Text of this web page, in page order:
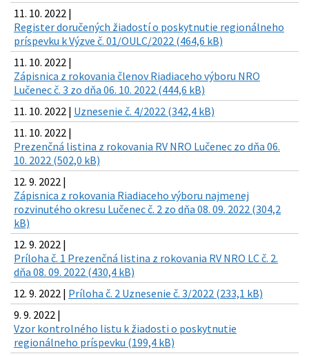
11. 10. 2022 |
Register doručených žiadostí o poskytnutie regionálneho
príspevku k Výzve č. 01/OULC/2022 (464,6 kB)
11. 10. 2022 |
Zápisnica z rokovania členov Riadiaceho výboru NRO
Lučenec č. 3 zo dňa 06. 10. 2022 (444,6 kB)
11. 10. 2022 | Uznesenie č. 4/2022 (342,4 kB)
11. 10. 2022 |
Prezenčná listina z rokovania RV NRO Lučenec zo dňa 06.
10. 2022 (502,0 kB)
12. 9. 2022 |
Zápisnica z rokovania Riadiaceho výboru najmenej
rozvinutého okresu Lučenec č. 2 zo dňa 08. 09. 2022 (304,2
kB)
12. 9. 2022 |
Príloha č. 1 Prezenčná listina z rokovania RV NRO LC č. 2.
dňa 08. 09. 2022 (430,4 kB)
12. 9. 2022 | Príloha č. 2 Uznesenie č. 3/2022 (233,1 kB)
9. 9. 2022 |
Vzor kontrolného listu k žiadosti o poskytnutie
regionálneho príspevku (199,4 kB)